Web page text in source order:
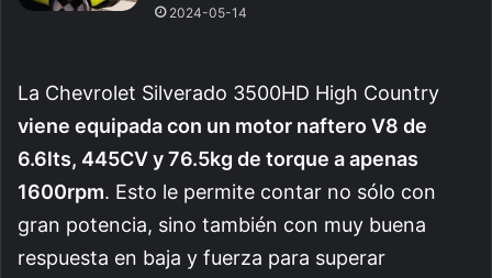
2024-05-14
La Chevrolet Silverado 3500HD High Country
viene equipada con un motor naftero V8 de
6.6lts, 445CV y 76.5kg de torque a apenas
1600rpm. Esto le permite contar no sólo con
gran potencia, sino también con muy buena
respuesta en baja y fuerza para superar